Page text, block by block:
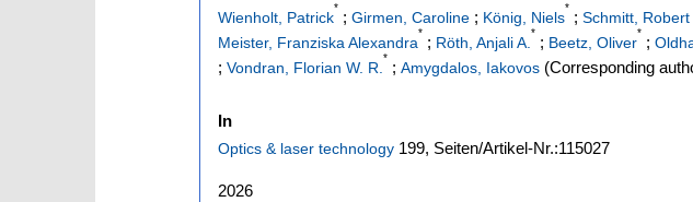
Wienholt, Patrick
*
; Girmen, Caroline ; König, Niels
*
; Schmitt, Robert
Meister, Franziska Alexandra
*
; Röth, Anjali A.
*
; Beetz, Oliver
*
;
; Vondran, Florian W. R.
*
; Amygdalos, Iakovos (Corresponding
In
Optics & laser technology 199, Seiten/Artikel-Nr.:115027
2026